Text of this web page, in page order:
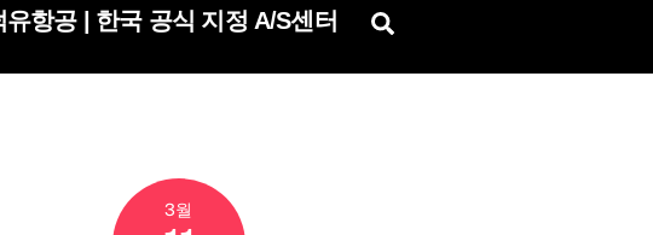
항공 | 한국 공식 지정 A/S센터
3월